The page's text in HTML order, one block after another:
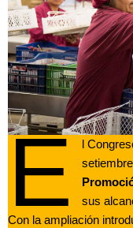
E
l
sus
Con la ampliación